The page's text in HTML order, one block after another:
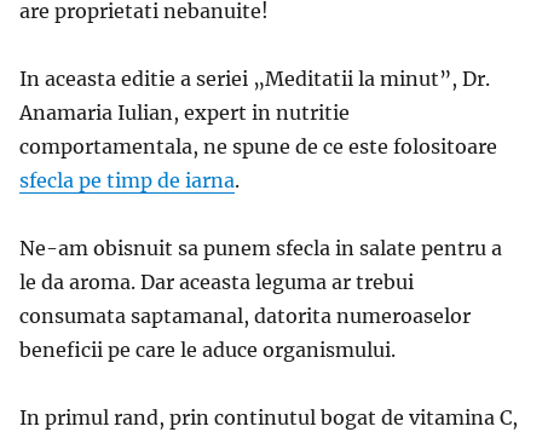
are proprietati nebanuite!
In aceasta editie a seriei „Meditatii la minut”, Dr.
Anamaria Iulian, expert in nutritie
comportamentala, ne spune de ce este folositoare
sfecla pe timp de iarna.
Ne-am obisnuit sa punem sfecla in salate pentru a
le da aroma. Dar aceasta leguma ar trebui
consumata saptamanal, datorita numeroaselor
beneficii pe care le aduce organismului.
In primul rand, prin continutul bogat de vitamina C,